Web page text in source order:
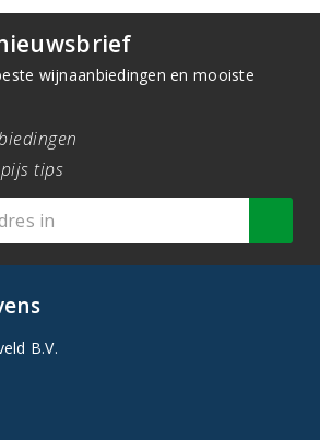
wijnaanbiedingen en mooiste
tips
B.V.